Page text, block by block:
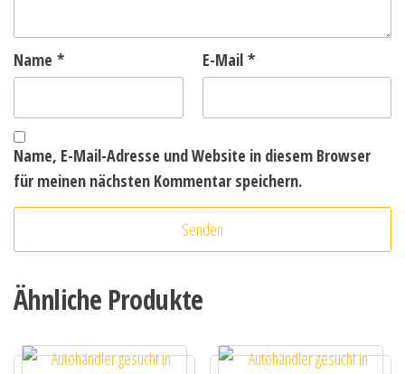
Name * E-Mail *
Name, E-Mail-Adresse und Website in diesem Browser
für meinen nächsten Kommentar speichern.
Ähnliche Produkte